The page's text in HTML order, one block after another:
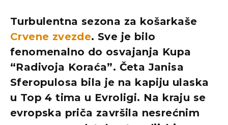
Turbulentna sezona za košarkaše
Crvene zvezde. Sve je bilo
fenomenalno do osvajanja Kupa
“Radivoja Koraća”. Četa Janisa
Sferopulosa bila je na kapiju ulaska
u Top 4 tima u Evroligi. Na kraju se
evropska priča završila nesrećnim